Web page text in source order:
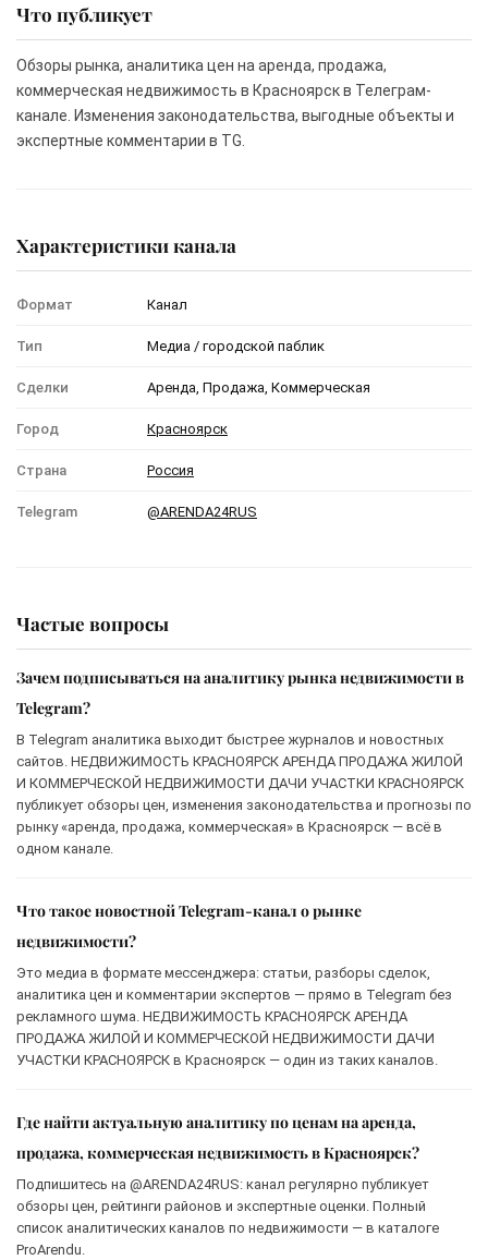
Что публикует
Обзоры рынка, аналитика цен на аренда, продажа,
коммерческая недвижимость в Красноярск в Телеграм-
канале. Изменения законодательства, выгодные объекты и
экспертные комментарии в TG.
Характеристики канала
Формат Канал
Тип Медиа / городской паблик
Сделки Аренда, Продажа, Коммерческая
Город Красноярск
Страна Россия
Telegram @ARENDA24RUS
Частые вопросы
Зачем подписываться на аналитику рынка недвижимости в
Telegram?
В Telegram аналитика выходит быстрее журналов и новостных
сайтов. НЕДВИЖИМОСТЬ КРАСНОЯРСК АРЕНДА ПРОДАЖА ЖИЛОЙ
И КОММЕРЧЕСКОЙ НЕДВИЖИМОСТИ ДАЧИ УЧАСТКИ КРАСНОЯРСК
публикует обзоры цен, изменения законодательства и прогнозы по
рынку «аренда, продажа, коммерческая» в Красноярск — всё в
одном канале.
Что такое новостной Telegram-канал о рынке
недвижимости?
Это медиа в формате мессенджера: статьи, разборы сделок,
аналитика цен и комментарии экспертов — прямо в Telegram без
рекламного шума. НЕДВИЖИМОСТЬ КРАСНОЯРСК АРЕНДА
ПРОДАЖА ЖИЛОЙ И КОММЕРЧЕСКОЙ НЕДВИЖИМОСТИ ДАЧИ
УЧАСТКИ КРАСНОЯРСК в Красноярск — один из таких каналов.
Где найти актуальную аналитику по ценам на аренда,
продажа, коммерческая недвижимость в Красноярск?
Подпишитесь на @ARENDA24RUS: канал регулярно публикует
обзоры цен, рейтинги районов и экспертные оценки. Полный
список аналитических каналов по недвижимости — в каталоге
ProArendu.